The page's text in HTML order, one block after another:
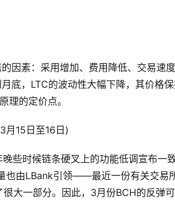
因素：采用增加、费用降低、交易速
底，LTC的波动性大幅下降，其价格
理的定价点。
月15日至16日)
些时候链条硬叉上的功能低调宣布一致
也由LBank引领——最近一份有关交易
大一部分。因此，3月份BCH的反弹